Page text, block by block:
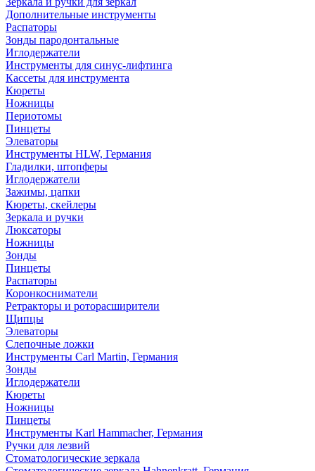
Дополнительные инструменты
Распаторы
Зонды пародонтальные
Иглодержатели
Инструменты для синус-лифтинга
Кассеты для инструмента
Кюреты
Ножницы
Периотомы
Пинцеты
Элеваторы
Инструменты HLW, Германия
Гладилки, штопферы
Иглодержатели
Зажимы, цапки
Кюреты, скейлеры
Зеркала и ручки
Люксаторы
Ножницы
Зонды
Пинцеты
Распаторы
Коронкосниматели
Ретракторы и роторасширители
Щипцы
Элеваторы
Слепочные ложки
Инструменты Carl Martin, Германия
Зонды
Иглодержатели
Кюреты
Ножницы
Пинцеты
Инструменты Karl Hammacher, Германия
Ручки для лезвий
Стоматологические зеркала